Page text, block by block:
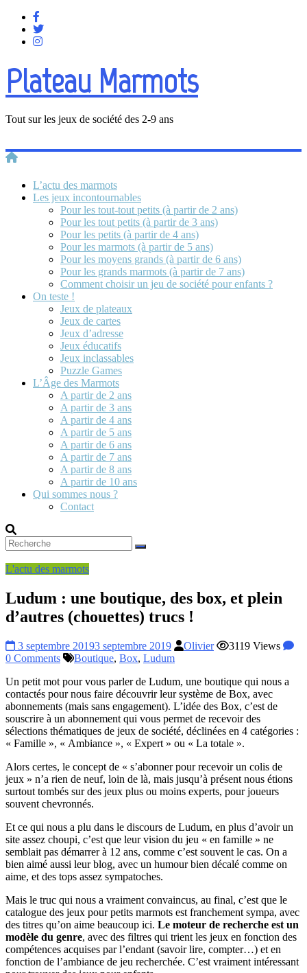
Plateau Marmots
Tout sur les jeux de société des 2-9 ans
L’actu des marmots
Les jeux incontournables
Pour les tout-tout petits (à partir de 2 ans)
Pour les tout petits (à partir de 3 ans)
Pour les petits (à partir de 4 ans)
Pour les marmots (à partir de 5 ans)
Pour les moyens grands (à partir de 6 ans)
Pour les grands marmots (à partir de 7 ans)
Comment choisir un jeu de société pour enfants ?
On teste !
Jeux de plateaux
Jeux de cartes
Jeux d’adresse
Jeux éducatifs
Jeux inclassables
Puzzle Games
L’Âge des Marmots
A partir de 2 ans
A partir de 3 ans
A partir de 4 ans
A partir de 5 ans
A partir de 6 ans
A partir de 7 ans
A partir de 8 ans
A partir de 10 ans
Qui sommes nous ?
Contact
L'actu des marmots
Ludum : une boutique, des box, et plein
d’autres (chouettes) trucs !
3 septembre 20193 septembre 2019 Olivier
3119 Views
0 Comments
Boutique, Box, Ludum
Un petit mot pour vous parler de Ludum, une boutique qui nous a
contactés pour nous faire découvrir leur système de Box, avec
abonnements (mais sans engagement). L’idée des Box, c’est de
souscrire à un abonnement qui vous permet de recevoir des
sélections thématiques de jeux de société, déclinées en 4 catégories :
« Famille », « Ambiance », « Expert » ou « La totale ».
Alors certes, le concept de « s’abonner pour recevoir un colis de
jeux » n’a rien de neuf, loin de là, mais jusqu’à présent nous étions
surtout tombés sur des jeux plus ou moins experts, pour joueurs
souvent chevronnés.
Et ce qui nous a plu dans le discours de Ludum, en plus d’avoir un
site assez choupi, c’est que leur vision du jeu « en famille » ne
semblait pas démarrer à 12 ans, comme c’est souvent le cas. On a
bien aimé aussi leur blog, avec un humour bien décalé comme on
aime, et des tops assez sympatoches.
Mais le truc qui nous a vraiment convaincus, au final, c’est que le
catalogue des jeux pour petits marmots est franchement sympa, avec
des titres qu’on aime beaucoup ici. Le moteur de recherche est un
modèle du genre, avec des filtres qui trient les jeux en fonction des
compétences acquises par l’endant (savoir lire, compter…) et en
fonction de l’ambiance de jeu recherchée. C’est vraiment intéressant